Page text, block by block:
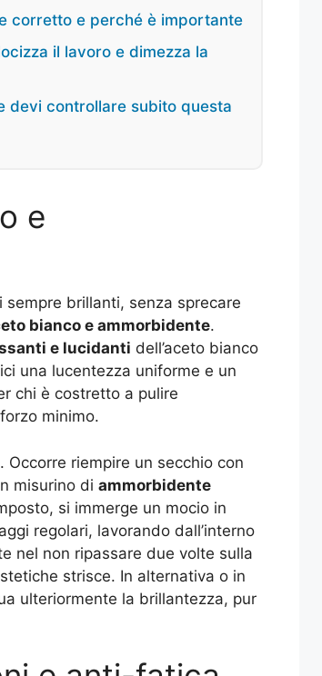
corretto e perché è importante
il lavoro e dimezza la
devi controllare subito questa
e
brillanti, senza sprecare
bianco e ammorbidente.
e lucidanti dell’aceto bianco
una lucentezza uniforme e un
chi è costretto a pulire
minimo.
riempire un secchio con
misurino di ammorbidente
si immerge un mocio in
regolari, lavorando dall’interno
nel non ripassare due volte sulla
strisce. In alternativa o in
ulteriormente la brillantezza, pur